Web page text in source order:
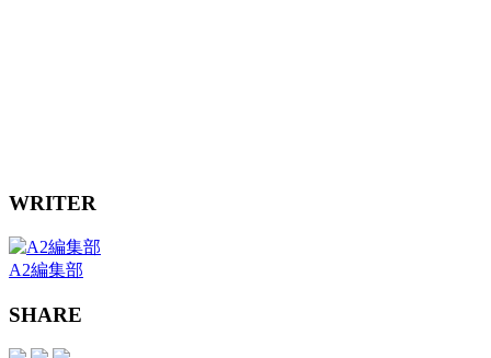
WRITER
A2編集部
SHARE